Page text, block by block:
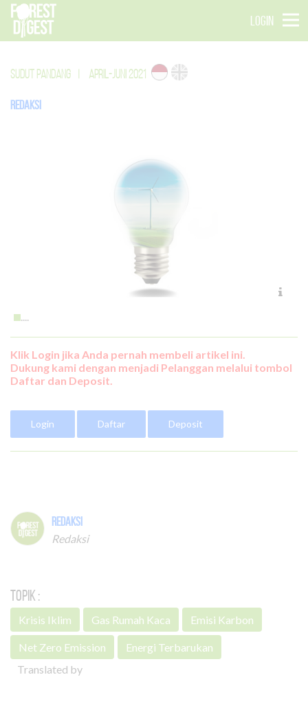
LOGIN
SUDUT PANDANG APRIL-JUNI 2021
Redaksi
....
Klik Login jika Anda pernah membeli artikel ini.
Dukung kami dengan menjadi Pelanggan melalui tombol
Daftar dan Deposit.
Login Daftar Deposit
Redaksi
Redaksi
Topik :
Krisis Iklim Gas Rumah Kaca Emisi Karbon
Net Zero Emission
Energi Terbarukan
Translated by